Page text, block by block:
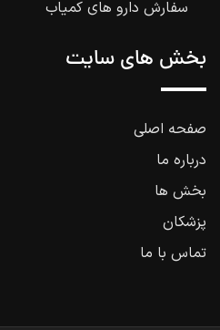
سفارش دارو های کمیاب
بخش های سایت
صفحه اصلی
درباره ما
بخش ها
پزشکان
تماس با ما